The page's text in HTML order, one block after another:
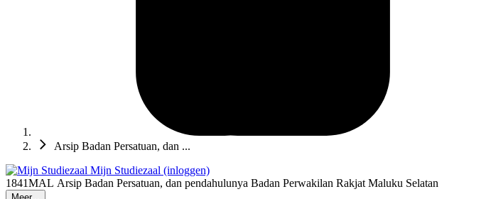
Arsip Badan Persatuan, dan ...
Mijn Studiezaal (inloggen)
1841MAL Arsip Badan Persatuan, dan pendahulunya Badan Perwakilan Rakjat Maluku Selatan